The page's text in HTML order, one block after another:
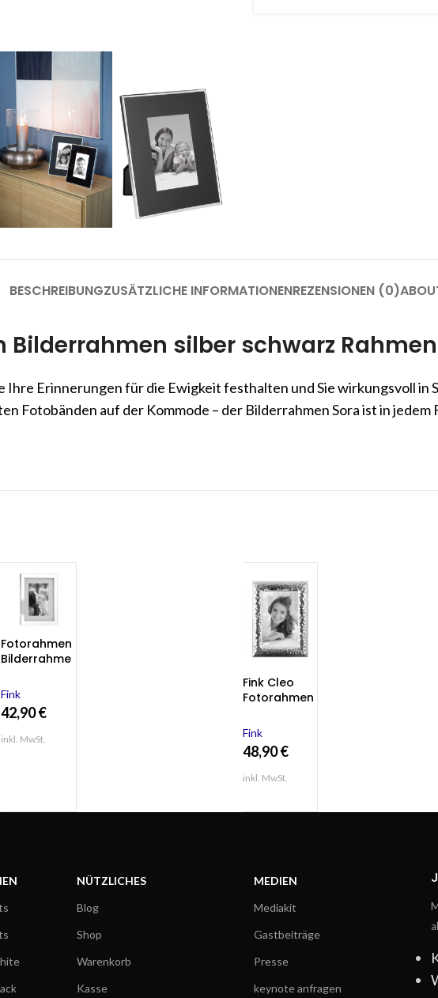
BESCHREIBUNGZUSÄTZLICHE INFORMATIONENREZENSIONEN (0)
Bilderrahmen silber schwarz Rahmen
Erinnerungen für die Ewigkeit festhalten und Sie wirkungsvoll in
Fotobänden auf der Kommode – der Bilderrahmen Sora ist in
Fotorahmen
Bilderrahme
Rahmen
9×13 Fink
Ben silber
Glasrahmen
Fink
42,90€
inkl. MwSt.
Fink Cleo
Fotorahmen
n silber
Rahmen
13×18 Foto
Fink
48,90€
inkl. MwSt.
NÜTZLICHES
Blog
Shop
Warenkorb
Kasse
MEDIEN
Mediakit
Gastbeiträge
Presse
keynote anfragen